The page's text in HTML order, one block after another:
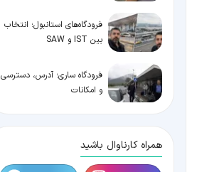
فرودگاه‌های استانبول؛ انتخاب
بین IST و SAW
فرودگاه ساری؛ آدرس، دسترسی
و امکانات
همراه کارناوال باشید